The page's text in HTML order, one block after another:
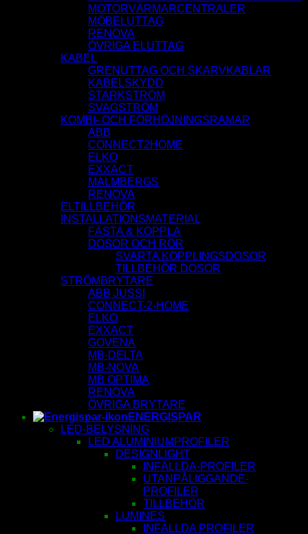
MOTORVÄRMARCENTRALER
MÖBELUTTAG
RENOVA
ÖVRIGA ELUTTAG
KABEL
GRENUTTAG OCH SKARVKABLAR
KABELSKYDD
STARKSTRÖM
SVAGSTRÖM
KOMBI- OCH FÖRHÖJNINGSRAMAR
ABB
CONNECT2HOME
ELKO
EXXACT
MALMBERGS
RENOVA
ELTILLBEHÖR
INSTALLATIONSMATERIAL
FÄSTA & KOPPLA
DOSOR OCH RÖR
SVARTA KOPPLINGSDOSOR
TILLBEHÖR DOSOR
STRÖMBRYTARE
ABB JUSSI
CONNECT-2-HOME
ELKO
EXXACT
GOVENA
MB-DELTA
MB-NOVA
MB OPTIMA
RENOVA
ÖVRIGA BRYTARE
ENERGISPAR
LED-BELYSNING
LED ALUMINIUMPROFILER
DESIGNLIGHT
INFÄLLDA-PROFILER
UTANPÅLIGGANDE-
PROFILER
TILLBEHÖR
LUMINES
INFÄLLDA PROFILER